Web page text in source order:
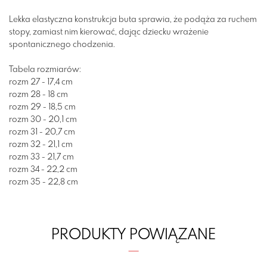
Lekka elastyczna konstrukcja buta sprawia, że podąża za ruchem
stopy, zamiast nim kierować, dając dziecku wrażenie
spontanicznego chodzenia.
Tabela rozmiarów:
rozm 27 - 17,4 cm
rozm 28 - 18 cm
rozm 29 - 18,5 cm
rozm 30 - 20,1 cm
rozm 31 - 20,7 cm
rozm 32 - 21,1 cm
rozm 33 - 21,7 cm
rozm 34 - 22,2 cm
rozm 35 - 22,8 cm
PRODUKTY POWIĄZANE